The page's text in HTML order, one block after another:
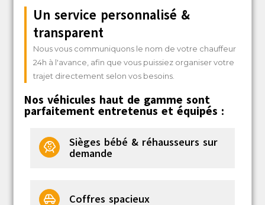
Un service personnalisé &
transparent
Nous vous communiquons le nom de votre chauffeur
24h à l'avance, afin que vous puissiez organiser votre
trajet directement selon vos besoins.
Nos véhicules haut de gamme sont
parfaitement entretenus et équipés :
Sièges bébé & réhausseurs sur
demande
Coffres spacieux